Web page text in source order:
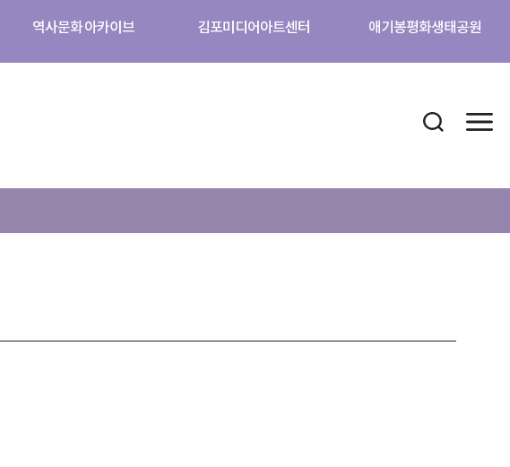
역사문화 아카이브 김포미디어아트센터 애기봉평화생태공원
검색 열기